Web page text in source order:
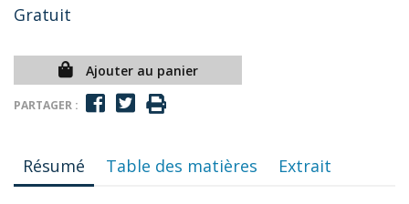
Gratuit
Ajouter au panier
PARTAGER :
Résumé Table des matières Extrait